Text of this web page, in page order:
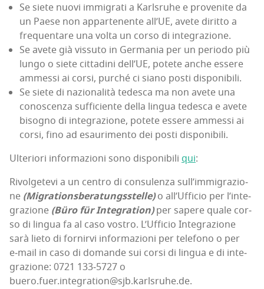
Se sie­te nuo­vi immi­gra­ti a Karl­sru­he e pro­ve­ni­te da
un Pae­se non appar­te­nen­te all’UE, ave­te dirit­to a
fre­quen­ta­re una vol­ta un cor­so di integrazione.
Se ave­te già vis­su­to in Ger­ma­nia per un perio­do più
lun­go o sie­te cit­ta­di­ni del­l’UE, pote­te anche esse­re
ammes­si ai cor­si, pur­ché ci sia­no posti disponibili.
Se sie­te di nazio­na­li­tà tede­sca ma non ave­te una
cono­scen­za suf­fi­cien­te del­la lin­gua tede­sca e ave­te
biso­gno di inte­gra­zio­ne, pote­te esse­re ammes­si ai
cor­si, fino ad esau­ri­men­to dei posti disponibili.
Ulte­rio­ri infor­ma­zio­ni sono dispo­ni­bi­li qui:
Rivol­ge­te­vi a un cen­tro di con­su­len­za sul­l’im­mi­gra­zio­
ne (Migra­tion­sbe­ra­tungs­stel­le)o all’Uf­fi­cio per l’in­te­
gra­zio­ne (Büro für Inte­gra­tion)per sape­re qua­le cor­
so di lin­gua fa al caso vostro. L’Uf­fi­cio Inte­gra­zio­ne
sarà lie­to di for­nir­vi infor­ma­zio­ni per tele­fo­no o per
e‑mail in caso di doman­de sui cor­si di lin­gua e di inte­
gra­zio­ne: 0721 133‑5727 o
buero.fuer.integration@sjb.karlsruhe.de.